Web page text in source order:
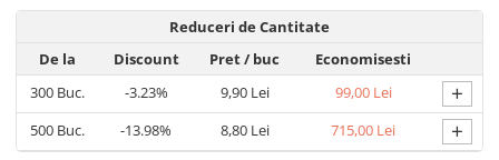
Reduceri de Cantitate
De la
Discount Pret/ buc
Economisesti
300 Buc. -3.23% 9,90 Lei 99,00 Lei +
500 Buc. -13.98% 8,80 Lei 715,00 Lei +